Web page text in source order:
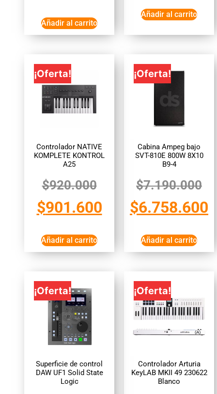
Añadir al carrito
Añadir al carrito
¡Oferta!
Controlador NATIVE
KOMPLETE KONTROL
A25
$920.000
$901.600
Añadir al carrito
¡Oferta!
Cabina Ampeg bajo
SVT-810E 800W 8X10
B9-4
$7.190.000
$6.758.600
Añadir al carrito
¡Oferta!
Superficie de control
DAW UF1 Solid State
Logic
¡Oferta!
Controlador Arturia
KeyLAB MKII 49 230622
Blanco